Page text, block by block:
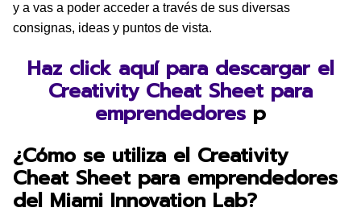
y a vas a poder acceder a través de sus diversas
consignas, ideas y puntos de vista.
Haz click aquí para descargar el
Creativity Cheat Sheet para
emprendedores p
¿Cómo se utiliza el Creativity
Cheat Sheet para emprendedores
del Miami Innovation Lab?